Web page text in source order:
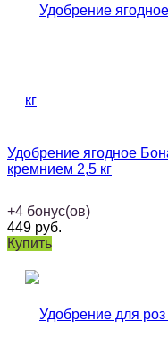
Удобрение ягодное
кремнием 2,5 кг
+4 бонус(ов)
449 руб.
Купить